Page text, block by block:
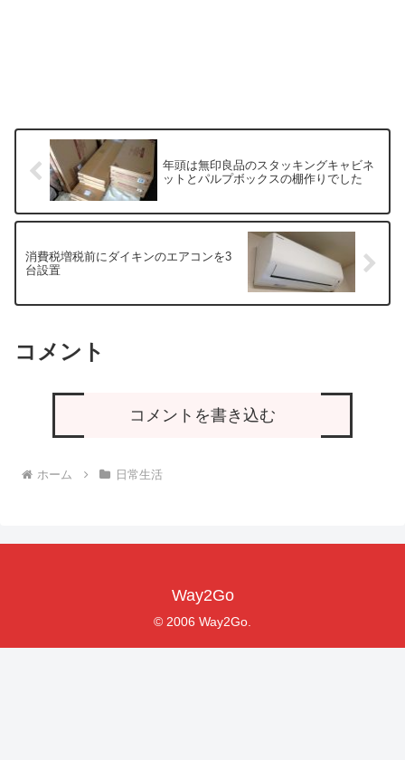
年頭は無印良品のスタッキングキャビネ
ットとパルプボックスの棚作りでした
消費税増税前にダイキンのエアコンを3
台設置
コメント
コメントを書き込む
ホーム 日常生活
Way2Go
© 2006 Way2Go.